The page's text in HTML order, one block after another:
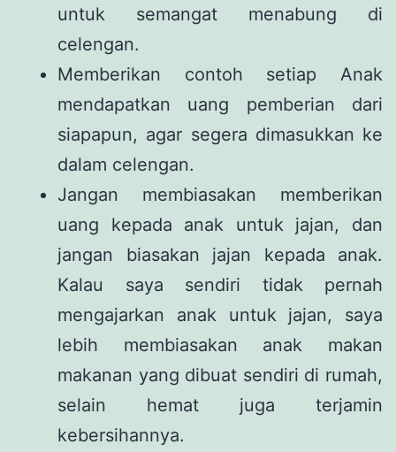
untuk semangat menabung di
celengan.
Memberikan contoh setiap Anak
mendapatkan uang pemberian dari
siapapun, agar segera dimasukkan ke
dalam celengan.
Jangan membiasakan memberikan
uang kepada anak untuk jajan, dan
jangan biasakan jajan kepada anak.
Kalau saya sendiri tidak pernah
mengajarkan anak untuk jajan, saya
lebih membiasakan anak makan
makanan yang dibuat sendiri di rumah,
selain hemat juga terjamin
kebersihannya.